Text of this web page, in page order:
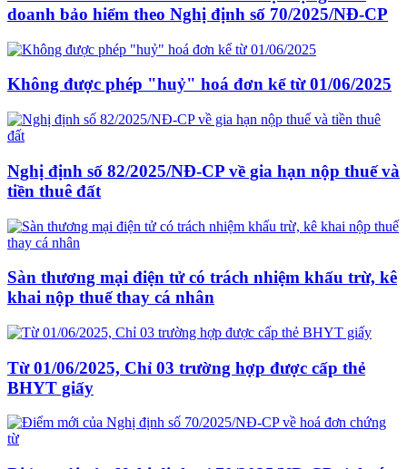
doanh bảo hiểm theo Nghị định số 70/2025/NĐ-CP
Không được phép "huỷ" hoá đơn kể từ 01/06/2025
Nghị định số 82/2025/NĐ-CP về gia hạn nộp thuế và
tiền thuê đất
Sàn thương mại điện tử có trách nhiệm khấu trừ, kê
khai nộp thuế thay cá nhân
Từ 01/06/2025, Chỉ 03 trường hợp được cấp thẻ
BHYT giấy